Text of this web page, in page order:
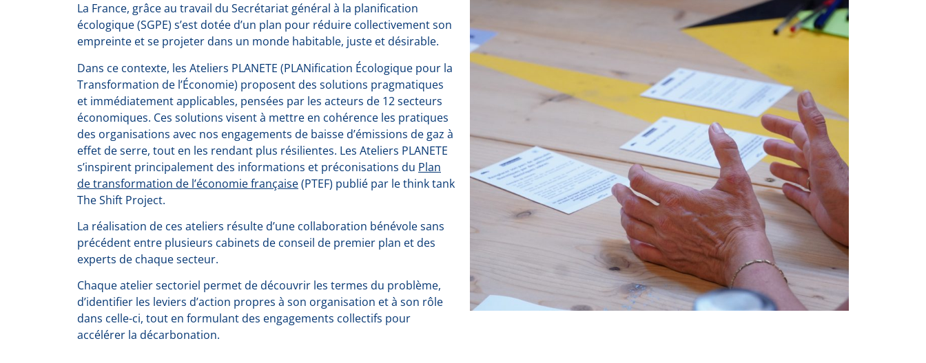
La France, grâce au travail du Secrétariat général à la planification
écologique (SGPE) s’est dotée d’un plan pour réduire collectivement son
empreinte et se projeter dans un monde habitable, juste et désirable.
Dans ce contexte, les Ateliers PLANETE (PLANification Écologique pour la
Transformation de l’Économie) proposent des solutions pragmatiques
et immédiatement applicables, pensées par les acteurs de 12 secteurs
économiques. Ces solutions visent à mettre en cohérence les pratiques
des organisations avec nos engagements de baisse d’émissions de gaz à
effet de serre, tout en les rendant plus résilientes. Les Ateliers PLANETE
s’inspirent principalement des informations et préconisations du Plan
de transformation de l’économie française(PTEF) publié par le think tank
The Shift Project.
La réalisation de ces ateliers résulte d’une collaboration bénévole sans
précédent entre plusieurs cabinets de conseil de premier plan et des
experts de chaque secteur.
Chaque atelier sectoriel permet de découvrir les termes du problème,
d’identifier les leviers d’action propres à son organisation et à son rôle
dans celle-ci, tout en formulant des engagements collectifs pour
accélérer la décarbonation.